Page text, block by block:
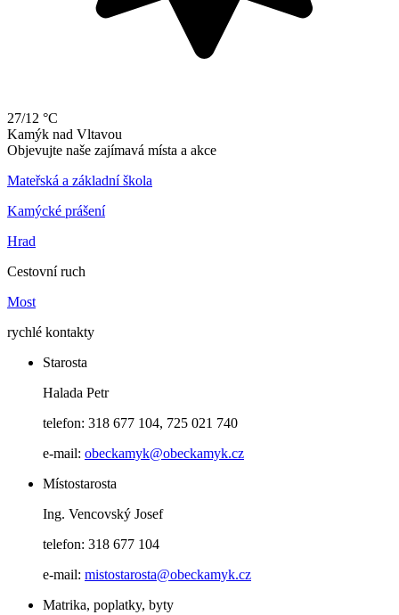
27/12 °C
Kamýk nad Vltavou
Objevujte naše zajímavá místa a akce
Mateřská a základní škola
Kamýcké prášení
Hrad
Cestovní ruch
Most
rychlé kontakty
Starosta
Halada Petr
telefon: 318 677 104, 725 021 740
e-mail: obeckamyk@obeckamyk.cz
Místostarosta
Ing. Vencovský Josef
telefon: 318 677 104
e-mail: mistostarosta@obeckamyk.cz
Matrika, poplatky, byty